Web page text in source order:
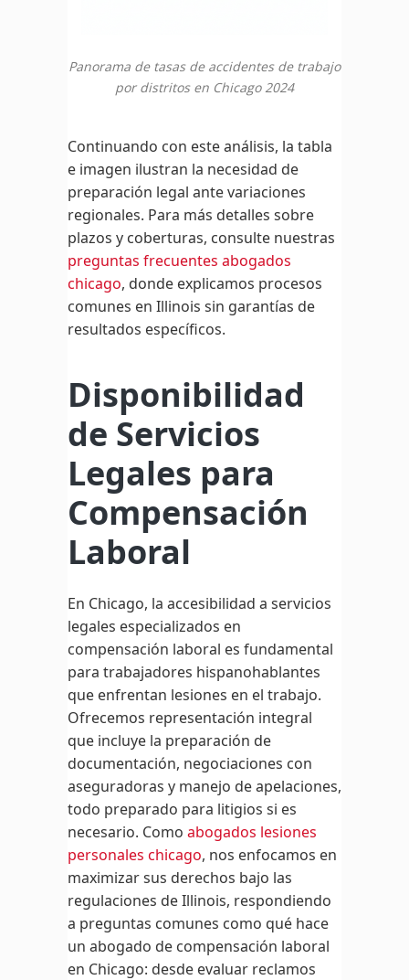
Panorama de tasas de accidentes de trabajo
por distritos en Chicago 2024
Continuando con este análisis, la tabla
e imagen ilustran la necesidad de
preparación legal ante variaciones
regionales. Para más detalles sobre
plazos y coberturas, consulte nuestras
preguntas frecuentes abogados
chicago, donde explicamos procesos
comunes en Illinois sin garantías de
resultados específicos.
Disponibilidad
de Servicios
Legales para
Compensación
Laboral
En Chicago, la accesibilidad a servicios
legales especializados en
compensación laboral es fundamental
para trabajadores hispanohablantes
que enfrentan lesiones en el trabajo.
Ofrecemos representación integral
que incluye la preparación de
documentación, negociaciones con
aseguradoras y manejo de apelaciones,
todo preparado para litigios si es
necesario. Como abogados lesiones
personales chicago, nos enfocamos en
maximizar sus derechos bajo las
regulaciones de Illinois, respondiendo
a preguntas comunes como qué hace
un abogado de compensación laboral
en Chicago: desde evaluar reclamos